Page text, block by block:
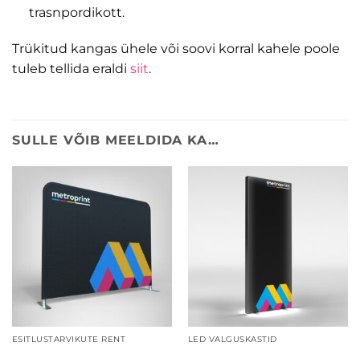
trasnpordikott.
Trükitud kangas ühele või soovi korral kahele poole
tuleb tellida eraldi siit.
SULLE VÕIB MEELDIDA KA…
ESITLUSTARVIKUTE RENT LED VALGUSKASTID